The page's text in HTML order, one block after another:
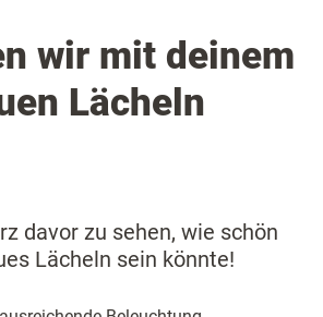
wir mit deinem
Lächeln
davor zu sehen, wie schön
Lächeln sein könnte!